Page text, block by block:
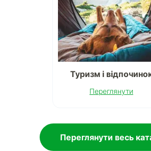
Туризм і
Переглянути
Переглянути весь